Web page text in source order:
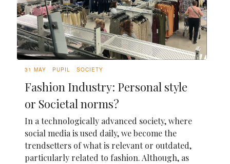
31 MAY PUPIL SOCIETY
Fashion Industry: Personal style
or Societal norms?
In a technologically advanced society, where
social media is used daily, we become the
trendsetters of what is relevant or outdated,
particularly related to fashion. Although, as